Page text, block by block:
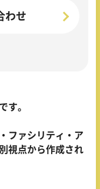
わせ
す。
ファシリティ・ア
視点から作成され